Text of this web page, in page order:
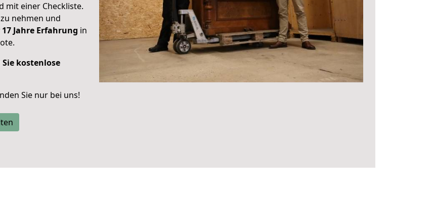
mit einer Checkliste.
nehmen und
Jahre Erfahrung in
kostenlose
Sie nur bei uns!